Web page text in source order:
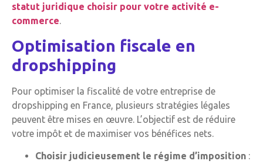
statut juridique choisir pour votre activité e-
commerce
Optimisation fiscale en
dropshipping
Pour optimiser la fiscalité de votre entreprise de
dropshipping en France, plusieurs stratégies légales
peuvent être mises en œuvre. L’objectif est de réduire
votre impôt et de maximiser vos bénéfices nets.
Choisir judicieusement le régime d’imposition :